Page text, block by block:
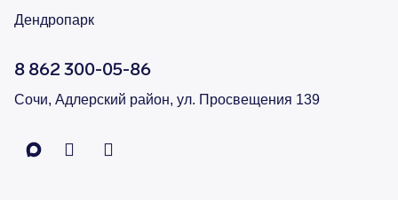
Дендропарк
8 862 300-05-86
Сочи, Адлерский район, ул. Просвещения 139